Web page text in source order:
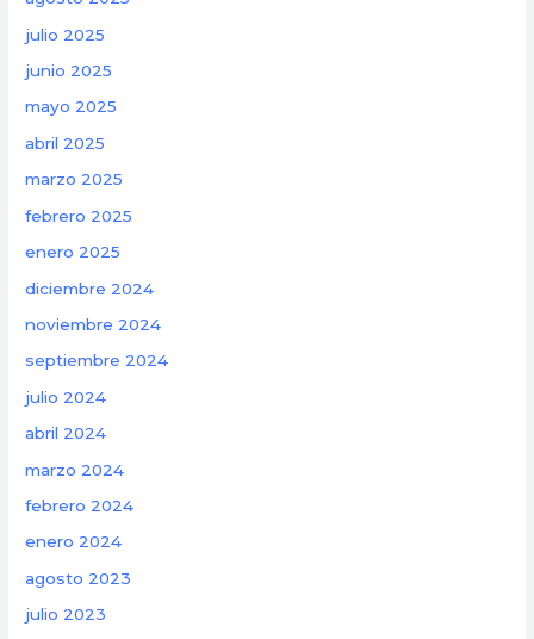
julio 2025
junio 2025
mayo 2025
abril 2025
marzo 2025
febrero 2025
enero 2025
diciembre 2024
noviembre 2024
septiembre 2024
julio 2024
abril 2024
marzo 2024
febrero 2024
enero 2024
agosto 2023
julio 2023